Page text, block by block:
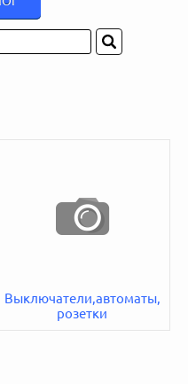
Выключатели,автоматы,
розетки